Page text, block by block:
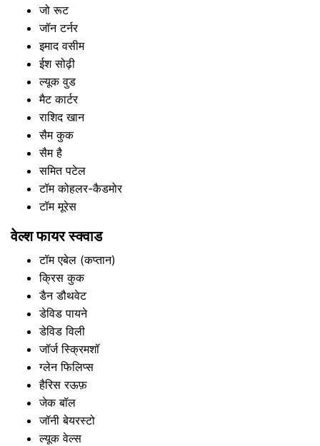
जो रूट
जॉन टर्नर
इमाद वसीम
ईश सोढ़ी
ल्यूक वुड
मैट कार्टर
राशिद खान
सैम कुक
सैम है
समित पटेल
टॉम कोहलर-कैडमोर
टॉम मूरेस
वेल्श फायर स्क्वाड
टॉम एबेल (कप्तान)
क्रिस कुक
डैन डौथवेट
डेविड पायने
डेविड विली
जॉर्ज स्क्रिमशॉ
ग्लेन फिलिप्स
हैरिस रऊफ़
जेक बॉल
जॉनी बेयरस्टो
ल्यूक वेल्स